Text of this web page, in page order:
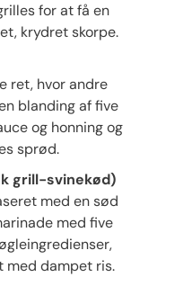
for at få en
krydret skorpe.
ret, hvor andre
blanding af five
og honning og
sprød.
grill-svinekød)
med en sød
med five
med dampet ris.